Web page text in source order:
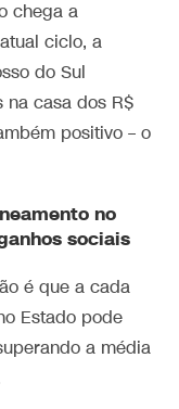
chega a
ciclo, a
do Sul
na casa dos R$
positivo – o
no
sociais
é que a cada
Estado pode
a média